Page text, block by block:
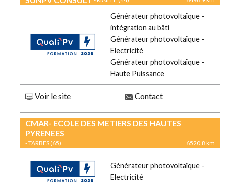
Générateur photovoltaïque -
intégration au bâti
Générateur photovoltaïque -
Electricité
Générateur photovoltaïque -
Haute Puissance
Voir le site Contact
CMAR- ECOLE DES METIERS DES HAUTES
PYRENEES
- TARBES (65) 6520.8 km
Générateur photovoltaïque -
Electricité